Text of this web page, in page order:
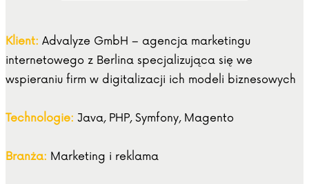
Klient: Advalyze GmbH – agencja marketingu
internetowego z Berlina specjalizująca się we
wspieraniu firm w digitalizacji ich modeli biznesowych
Technologie: Java, PHP, Symfony, Magento
Branża: Marketing i reklama